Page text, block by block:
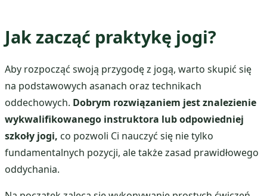
Jak zacząć praktykę jogi?
Aby rozpocząć swoją przygodę z jogą, warto skupić się
na podstawowych asanach oraz technikach
oddechowych. Dobrym rozwiązaniem jest znalezienie
wykwalifikowanego instruktora lub odpowiedniej
szkoły jogi, co pozwoli Ci nauczyć się nie tylko
fundamentalnych pozycji, ale także zasad prawidłowego
oddychania.